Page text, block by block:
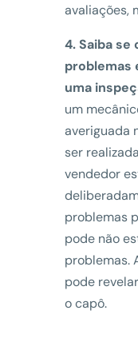
avaliações,
4. Saiba se
problemas
uma
um
averiguada
ser
vendedor
problemas
pode não
problemas.
pode
o capô.